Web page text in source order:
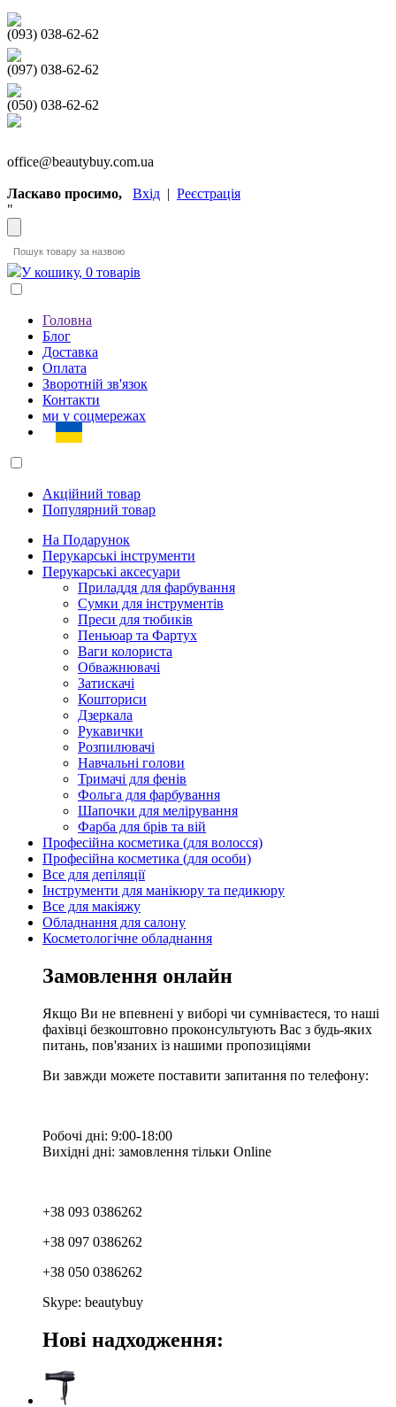
(093) 038-62-62
(097) 038-62-62
(050) 038-62-62
office@beautybuy.com.ua
Ласкаво просимо, Вхід | Реєстрація
"
У кошику, 0 товарів
Головна
Блог
Доставка
Оплата
Зворотній зв'язок
Контакти
ми у соцмережах
Акційний товар
Популярний товар
На Подарунок
Перукарські інструменти
Перукарські аксесуари
Приладдя для фарбування
Сумки для інструментів
Преси для тюбиків
Пеньюар та Фартух
Ваги колориста
Обважнювачі
Затискачі
Кошториси
Дзеркала
Рукавички
Розпилювачі
Навчальні голови
Тримачі для фенів
Фольга для фарбування
Шапочки для мелірування
Фарба для брів та вій
Професійна косметика (для волосся)
Професійна косметика (для особи)
Все для депіляції
Інструменти для манікюру та педикюру
Все для макіяжу
Обладнання для салону
Косметологічне обладнання
Замовлення онлайн
Якщо Ви не впевнені у виборі чи сумніваєтеся, то наші
фахівці безкоштовно проконсультують Вас з будь-яких
питань, пов'язаних із нашими пропозиціями
Ви завжди можете поставити запитання по телефону:
Робочі дні: 9:00-18:00
Вихідні дні: замовлення тільки Online
+38 093 0386262
+38 097 0386262
+38 050 0386262
Skype: beautybuy
Нові надходження: